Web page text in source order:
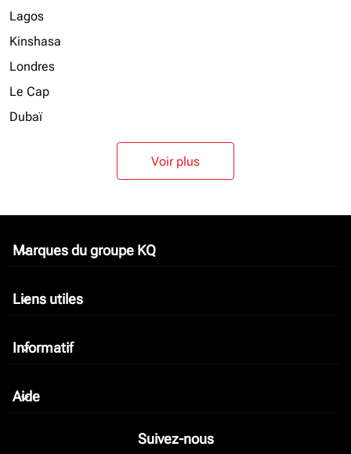
Lagos
Kinshasa
Londres
Le Cap
Dubaï
Voir plus
Marques du groupe KQ
keyboard_arrow_down
Liens utiles
keyboard_arrow_down
Informatif
keyboard_arrow_down
Aide
keyboard_arrow_down
Suivez-nous